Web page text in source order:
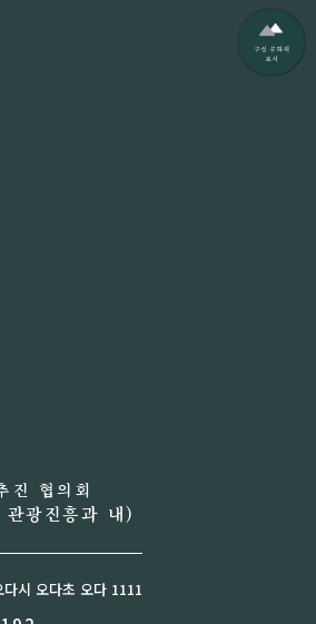
진 협의회
광진흥과 내)
시 오다초 오다 1111